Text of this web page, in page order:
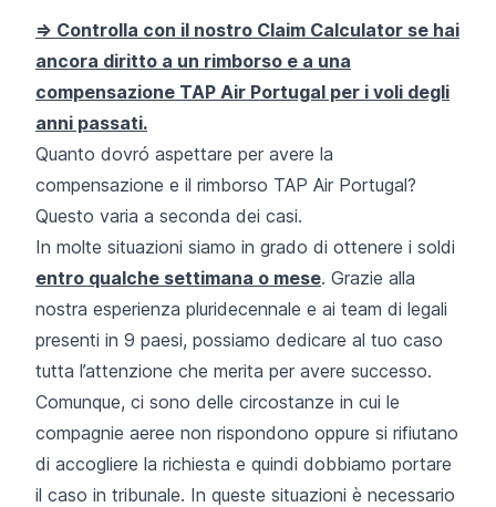
=> Controlla con il nostro Claim Calculator se hai
ancora diritto a un rimborso e a una
compensazione TAP Air Portugal per i voli degli
anni passati.
Quanto dovró aspettare per avere la
compensazione e il rimborso TAP Air Portugal?
Questo varia a seconda dei casi.
In molte situazioni siamo in grado di ottenere i soldi
entro qualche settimana o mese. Grazie alla
nostra esperienza pluridecennale e ai team di legali
presenti in 9 paesi, possiamo dedicare al tuo caso
tutta l’attenzione che merita per avere successo.
Comunque, ci sono delle circostanze in cui le
compagnie aeree non rispondono oppure si rifiutano
di accogliere la richiesta e quindi dobbiamo portare
il caso in tribunale. In queste situazioni è necessario